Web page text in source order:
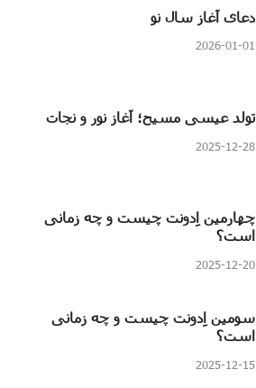
دعای آغاز سال نو
2026-01-01
تولد عیسی مسیح؛ آغاز نور و نجات
2025-12-28
چهارمین اِدونت چیست و چه زمانی
است؟
2025-12-20
سومین اِدونت چیست و چه زمانی
است؟
2025-12-15